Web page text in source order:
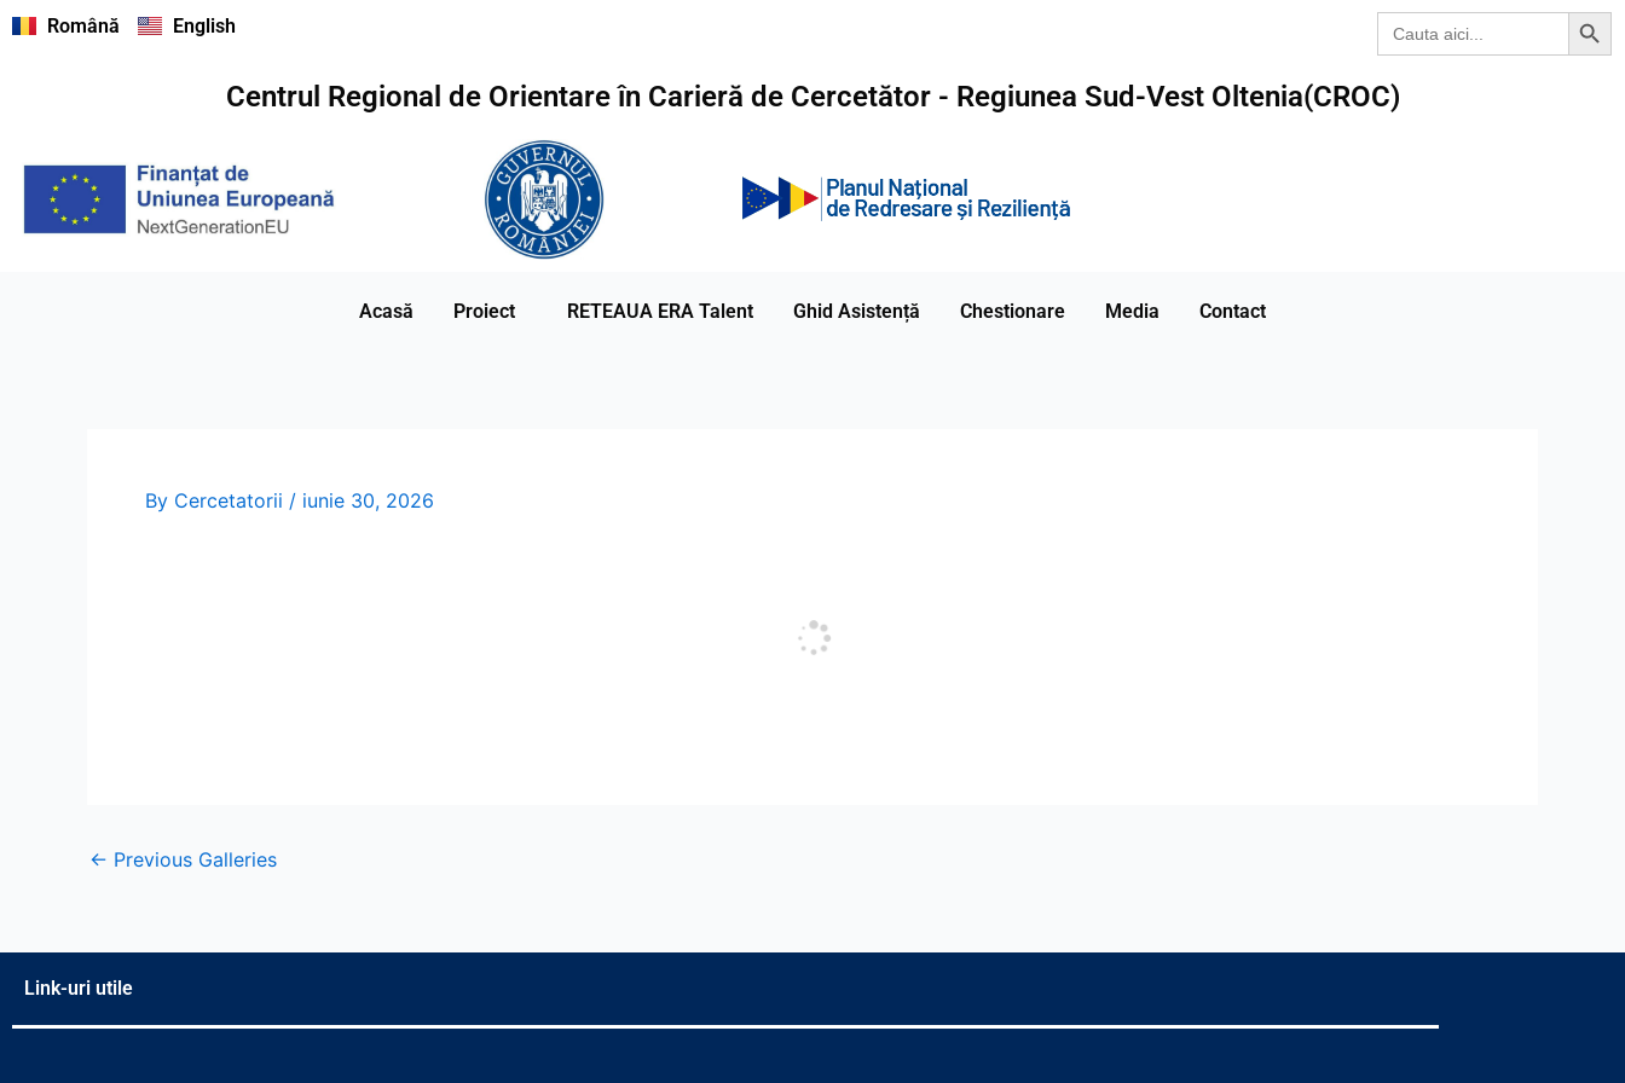
Skip
Română English
Search
for:
Search
Centrul Regional de Orientare în Carieră de Cercetător - Regiunea Sud-Vest Oltenia(CROC)
Acasă Proiect RETEAUA ERA Talent Ghid Asistență Chestionare Media Contact
By Cercetatorii / iunie 30, 2026
← Previous Galleries
Link-uri utile